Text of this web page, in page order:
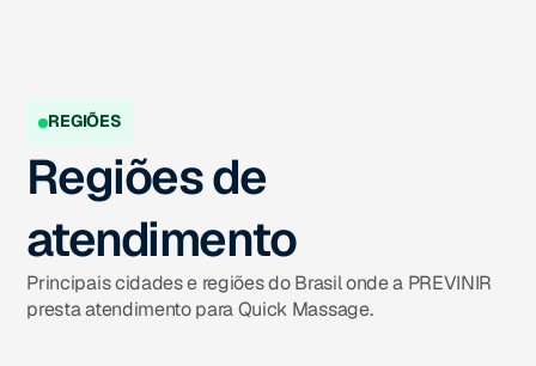
REGIÕES
Regiões de
atendimento
Principais cidades e regiões do Brasil onde a PREVINIR
presta atendimento para Quick Massage.